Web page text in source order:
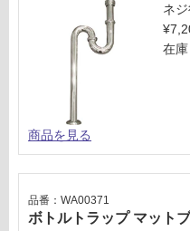
ネ
在
商品を見る
ボトルトラップ マット
品番：WA00371